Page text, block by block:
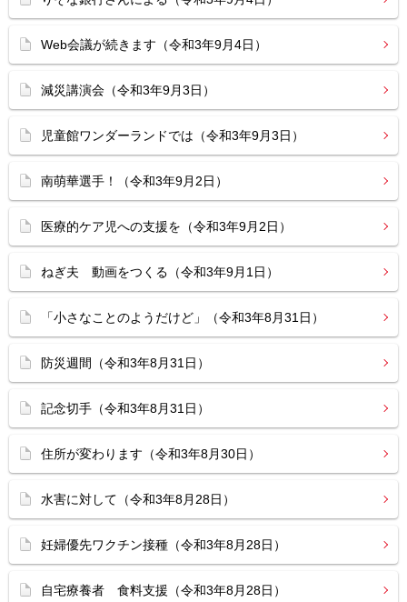
Web会議が続きます（令和3年9月4日）
減災講演会（令和3年9月3日）
児童館ワンダーランドでは（令和3年9月3日）
南萌華選手！（令和3年9月2日）
医療的ケア児への支援を（令和3年9月2日）
ねぎ夫 動画をつくる（令和3年9月1日）
「小さなことのようだけど」（令和3年8月31日）
防災週間（令和3年8月31日）
記念切手（令和3年8月31日）
住所が変わります（令和3年8月30日）
水害に対して（令和3年8月28日）
妊婦優先ワクチン接種（令和3年8月28日）
自宅療養者 食料支援（令和3年8月28日）